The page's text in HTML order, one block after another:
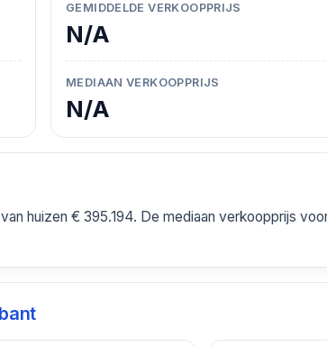
GEMIDDELDE VERKOOPPRIJS
N/A
MEDIAAN VERKOOPPRIJS
N/A
huizen € 395.194. De mediaan verkoopprijs